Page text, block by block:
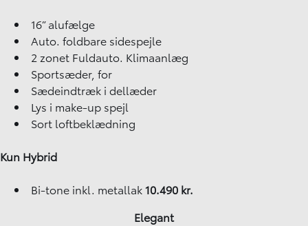
16” alufælge
Auto. foldbare sidespejle
2 zonet Fuldauto. Klimaanlæg
Sportsæder, for
Sædeindtræk i dellæder
Lys i make-up spejl
Sort loftbeklædning
Kun Hybrid
Bi-tone inkl. metallak 10.490 kr.
Elegant